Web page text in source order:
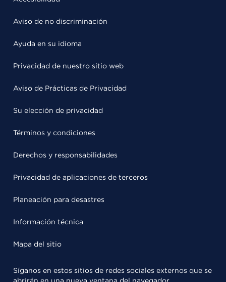
Aviso de no discriminación
Ayuda en su idioma
Privacidad de nuestro sitio web
Aviso de Prácticas de Privacidad
Su elección de privacidad
Términos y condiciones
Derechos y responsabilidades
Privacidad de aplicaciones de terceros
Planeación para desastres
Información técnica
Mapa del sitio
Síganos en estos sitios de redes sociales externos que se